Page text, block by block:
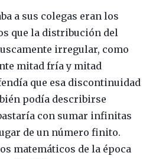
a sus colegas eran los
que la distribución del
irregular, como
mitad fría y mitad
que esa discontinuidad
podía describirse
con sumar infinitas
de un número finito.
matemáticos de la época